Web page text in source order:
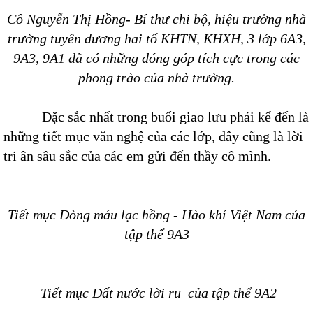
Cô Nguyễn Thị Hồng- Bí thư chi bộ, hiệu trưởng nhà
trường tuyên dương hai tổ KHTN, KHXH, 3 lớp 6A3,
9A3, 9A1 đã có những đóng góp tích cực trong các
phong trào của nhà trường.
Đặc sắc nhất trong buổi giao lưu phải kể đến là
những tiết mục văn nghệ của các lớp, đây cũng là lời
tri ân sâu sắc của các em gửi đến thầy cô mình.
Tiết mục Dòng máu lạc hồng - Hào khí Việt Nam của
tập thể 9A3
Tiết mục Đất nước lời ru của tập thể 9A2